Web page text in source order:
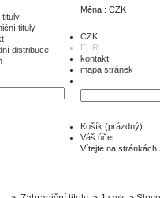
Měna : CZK
CZK
EUR
kontakt
mapa stránek
Košík (prázdný)
Váš účet
Vítejte na stránkách
tituly
tituly
distribuce